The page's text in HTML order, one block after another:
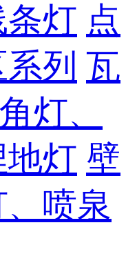
条灯 点
系列 瓦
灯、
地灯 壁
喷泉